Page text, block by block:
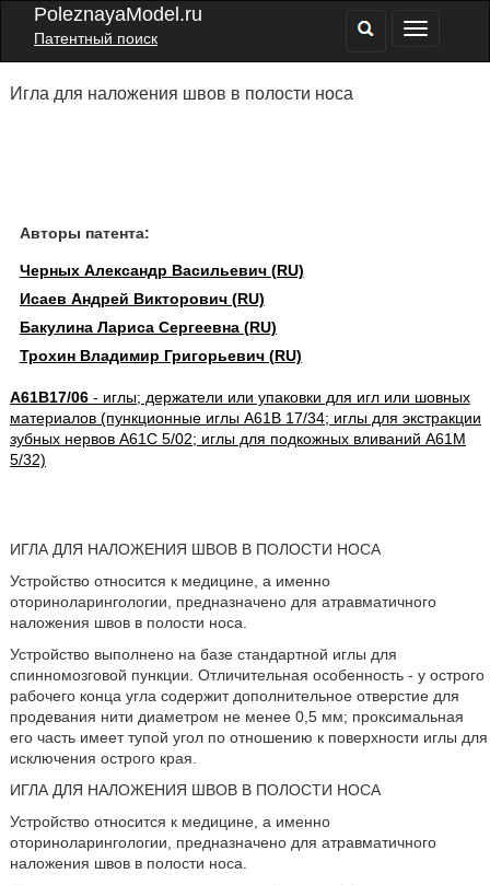
PoleznayaModel.ru
Патентный поиск
Игла для наложения швов в полости носа
Авторы патента:
Черных Александр Васильевич (RU)
Исаев Андрей Викторович (RU)
Бакулина Лариса Сергеевна (RU)
Трохин Владимир Григорьевич (RU)
A61B17/06- иглы; держатели или упаковки для игл или шовных
материалов (пункционные иглы A61B 17/34; иглы для экстракции
зубных нервов A61C 5/02; иглы для подкожных вливаний A61M
5/32)
ИГЛА ДЛЯ НАЛОЖЕНИЯ ШВОВ В ПОЛОСТИ НОСА
Устройство относится к медицине, а именно
оториноларингологии, предназначено для атравматичного
наложения швов в полости носа.
Устройство выполнено на базе стандартной иглы для
спинномозговой пункции. Отличительная особенность - у острого
рабочего конца угла содержит дополнительное отверстие для
продевания нити диаметром не менее 0,5 мм; проксимальная
его часть имеет тупой угол по отношению к поверхности иглы для
исключения острого края.
ИГЛА ДЛЯ НАЛОЖЕНИЯ ШВОВ В ПОЛОСТИ НОСА
Устройство относится к медицине, а именно
оториноларингологии, предназначено для атравматичного
наложения швов в полости носа.